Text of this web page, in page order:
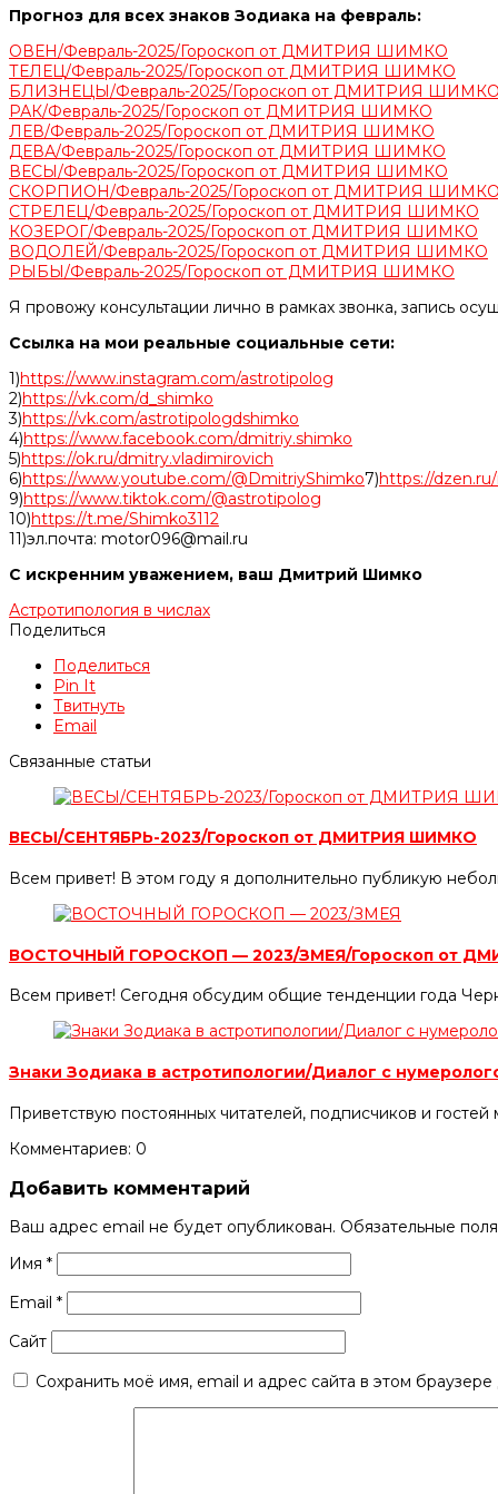
Прогноз для всех знаков Зодиака на февраль:
ОВЕН/Февраль-2025/Гороскоп от ДМИТРИЯ ШИМКО
ТЕЛЕЦ/Февраль-2025/Гороскоп от ДМИТРИЯ ШИМКО
БЛИЗНЕЦЫ/Февраль-2025/Гороскоп от ДМИТРИЯ
РАК/Февраль-2025/Гороскоп от ДМИТРИЯ ШИМКО
ЛЕВ/Февраль-2025/Гороскоп от ДМИТРИЯ ШИМКО
ДЕВА/Февраль-2025/Гороскоп от ДМИТРИЯ ШИМКО
ВЕСЫ/Февраль-2025/Гороскоп от ДМИТРИЯ ШИМКО
СКОРПИОН/Февраль-2025/Гороскоп от ДМИТРИЯ
СТРЕЛЕЦ/Февраль-2025/Гороскоп от ДМИТРИЯ ШИМКО
КОЗЕРОГ/Февраль-2025/Гороскоп от ДМИТРИЯ ШИМКО
ВОДОЛЕЙ/Февраль-2025/Гороскоп от ДМИТРИЯ ШИМКО
РЫБЫ/Февраль-2025/Гороскоп от ДМИТРИЯ ШИМКО
Я провожу консультации лично в рамках звонка, запись
Ссылка на мои реальные социальные сети:
1)https://www.instagram.com/astrotipolog
2)https://vk.com/d_shimko
3)https://vk.com/astrotipologdshimko
4)https://www.facebook.com/dmitriy.shimko
5)https://ok.ru/dmitry.vladimirovich
6)https://www.youtube.com/@DmitriyShimko7)https://
9)https://www.tiktok.com/@astrotipolog
10)https://t.me/Shimko3112
11)эл.почта: motor096@mail.ru
С искренним уважением, ваш Дмитрий Шимко
Астротипология в числах
Поделиться
Поделиться
Pin It
Твитнуть
Email
Связанные статьи
ВЕСЫ/СЕНТЯБРЬ-2023/Гороскоп от ДМИТРИЯ ШИМКО
Всем привет! В этом году я дополнительно публикую
ВОСТОЧНЫЙ ГОРОСКОП — 2023/ЗМЕЯ/Гороскоп от
Всем привет! Сегодня обсудим общие тенденции года
Знаки Зодиака в астротипологии/Диалог с
Приветствую постоянных читателей, подписчиков и
Комментариев: 0
Добавить комментарий
Ваш адрес email не будет опубликован. Обязательные
Имя *
Email *
Сайт
Сохранить моё имя, email и адрес сайта в этом